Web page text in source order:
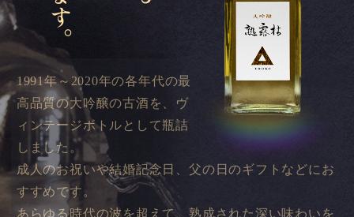
1991年～2020年の各年代の最
高品質の大吟醸の古酒を、ヴ
ィンテージボトルとして瓶詰
しました。
成人のお祝いや結婚記念日、父の日のギフトなどにお
すすめです。
あらゆる時代の波を超えて、熟成された深い味わいを